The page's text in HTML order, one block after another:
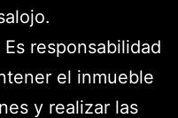
Es responsabilidad
el inmueble
y realizar las